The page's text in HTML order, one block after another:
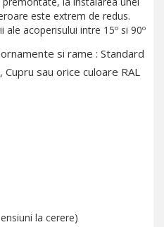
este extrem de redus.
ale acoperisului intre 15º si 90º
si rame : Standard
sau orice culoare RAL
la cerere)